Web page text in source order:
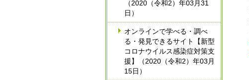
（2020（令和2）年03月31
日）
オンラインで学べる・調べ
る・発見できるサイト【新型
コロナウイルス感染症対策支
援】（2020（令和2）年03月
15日）